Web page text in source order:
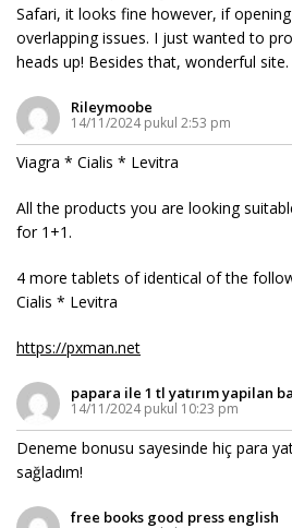
Safari, it looks fine however, if
overlapping issues. I just wanted to
heads up! Besides that, wonderful site.
Rileymoobe
14/11/2024 pukul 2:53 pm
Viagra * Cialis * Levitra
All the products you are looking
for 1+1.
4 more tablets of identical of the
Cialis * Levitra
https://pxman.net
papara ile 1 tl yatırım yapilan
14/11/2024 pukul 10:23 pm
Deneme bonusu sayesinde hiç para
sağladım!
free books good press english